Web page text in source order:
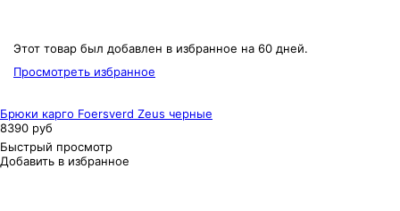
Этот товар был добавлен в избранное на 60 дней.
Просмотреть избранное
Брюки карго Foersverd Zeus черные
8390 руб
Быстрый просмотр
Добавить в избранное